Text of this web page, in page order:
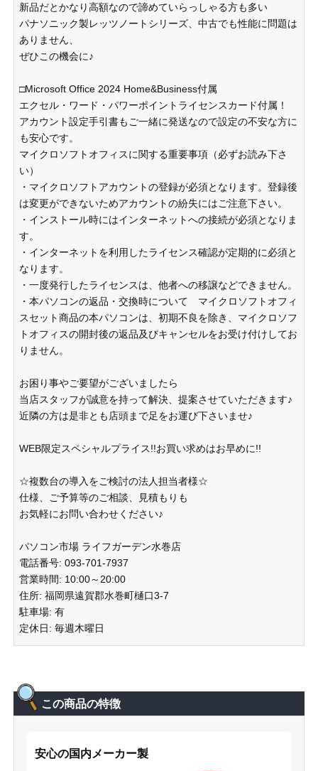
新品だとかなり高額なので諦めていらっしゃる方も多い
パナソニック製レッツノートシリーズ、中古でも性能に問題は
ありません、
ぜひこの機会に♪
□Microsoft Office 2024 Home&Business付属
エクセル・ワード・パワーポイントライセンスカード付属！
アカウント設定手引書もご一緒に発送なので設定の不安な方に
も安心です。
マイクロソフトオフィスに関する重要事項（必ずお読み下さ
い）
・マイクロソフトアカウントの登録が必須となります。登録後
は変更ができないためアカウントの紛失にはご注意下さい。
・インストール時にはインターネットへの接続が必須となりま
す。
・インターネットを利用したライセンス確認が定期的に必須と
なります。
・一度発行したライセンスは、他者への移譲などできません。
・本パソコンの返品・交換時について マイクロソフトオフィ
スセット商品の本パソコンは、初期不良を除き、マイクロソフ
トオフィスの開封後の返品及びキャンセルをお受け付けしてお
りません。
お困り事やご要望がございましたら
当店スタッフが誠意を持って解決、提案させていただきます♪
近隣の方は是非とも店頭まで足をお運び下さいませ♪
WEB限定スペシャルプライス!!お買い求めはお早めに!!
☆複数台の導入をご検討の法人担当者様☆
仕様、ご予算等のご相談、見積もりも
お気軽にお問い合わせください♪
パソコン市場 ライフガーデン水巻店
電話番号: 093-701-7937
営業時間: 10:00～20:00
住所: 福岡県遠賀郡水巻町樋口3-7
駐車場: 有
定休日: 毎週木曜日
この商品の特徴
安心の国内メーカー製